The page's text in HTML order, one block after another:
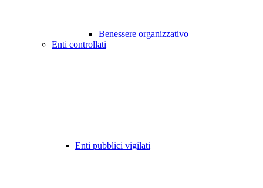
Benessere organizzativo
Enti controllati
Enti pubblici vigilati